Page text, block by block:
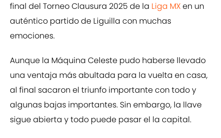
final del Torneo Clausura 2025 de la Liga MXen un
auténtico partido de Liguilla con muchas
emociones.
Aunque la Máquina Celeste pudo haberse llevado
una ventaja más abultada para la vuelta en casa,
al final sacaron el triunfo importante con todo y
algunas bajas importantes. Sin embargo, la llave
sigue abierta y todo puede pasar el la capital.